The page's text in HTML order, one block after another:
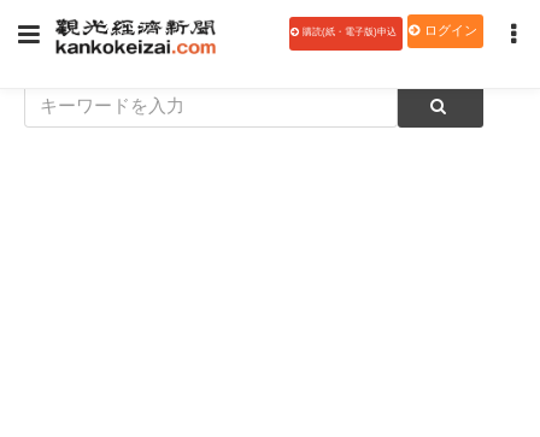
購読(紙・電子版)申込 ログイン